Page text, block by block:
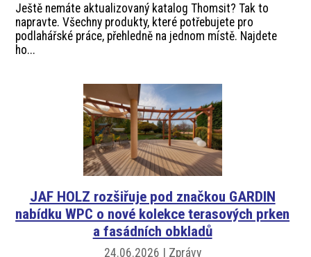
Ještě nemáte aktualizovaný katalog Thomsit? Tak to
napravte. Všechny produkty, které potřebujete pro
podlahářské práce, přehledně na jednom místě. Najdete
ho...
JAF HOLZ rozšiřuje pod značkou GARDIN
nabídku WPC o nové kolekce terasových prken
a fasádních obkladů
24.06.2026 | Zprávy